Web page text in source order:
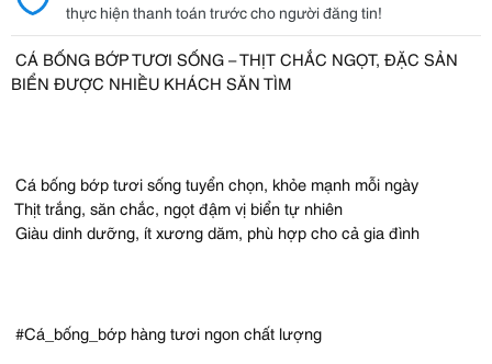
thực hiện thanh toán trước cho người đăng tin!
CÁ BỐNG BỚP TƯƠI SỐNG – THỊT CHẮC NGỌT, ĐẶC SẢN
BIỂN ĐƯỢC NHIỀU KHÁCH SĂN TÌM
Cá bống bớp tươi sống tuyển chọn, khỏe mạnh mỗi ngày
Thịt trắng, săn chắc, ngọt đậm vị biển tự nhiên
Giàu dinh dưỡng, ít xương dăm, phù hợp cho cả gia đình
#Cá_bống_bớp hàng tươi ngon chất lượng